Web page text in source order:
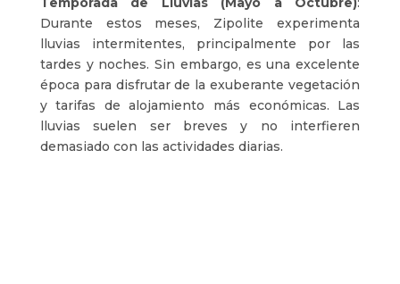
Durante estos meses, Zipolite experimenta
lluvias intermitentes, principalmente por las
tardes y noches. Sin embargo, es una excelente
época para disfrutar de la exuberante vegetación
y tarifas de alojamiento más económicas. Las
lluvias suelen ser breves y no interfieren
demasiado con las actividades diarias.